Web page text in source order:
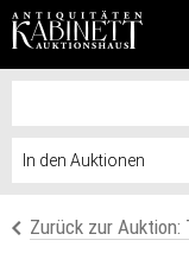
Zurück zur Auktion: